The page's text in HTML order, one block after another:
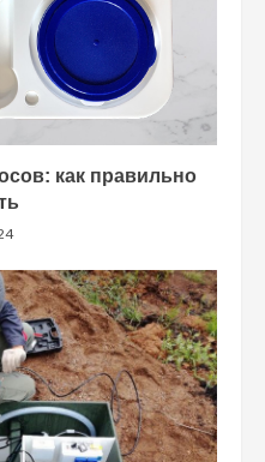
как правильно